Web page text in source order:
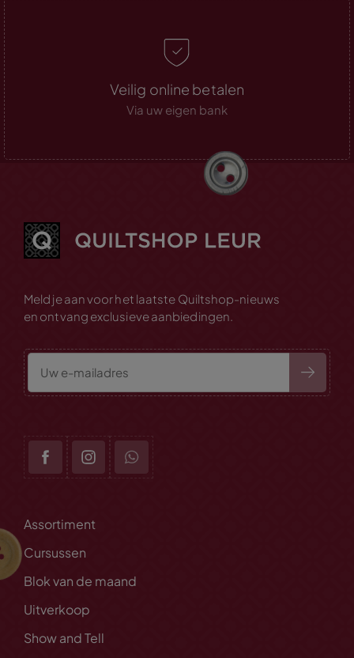
Veilig online betalen
Via uw eigen bank
Meld je aan voor het laatste Quiltshop-nieuws
en ontvang exclusieve aanbiedingen.
Assortiment
Cursussen
Blok van de maand
Uitverkoop
Show and Tell